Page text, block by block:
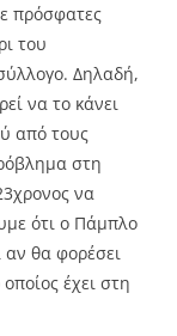
πρόσφατες
του
Δηλαδή,
να το κάνει
από τους
στη
να
ότι ο Πάμπλο
θα φορέσει
έχει στη